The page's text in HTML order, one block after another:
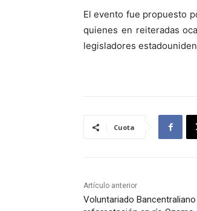
El evento fue propuesto
quienes en reiteradas
legisladores
Cuota
Artículo anterior
Voluntariado